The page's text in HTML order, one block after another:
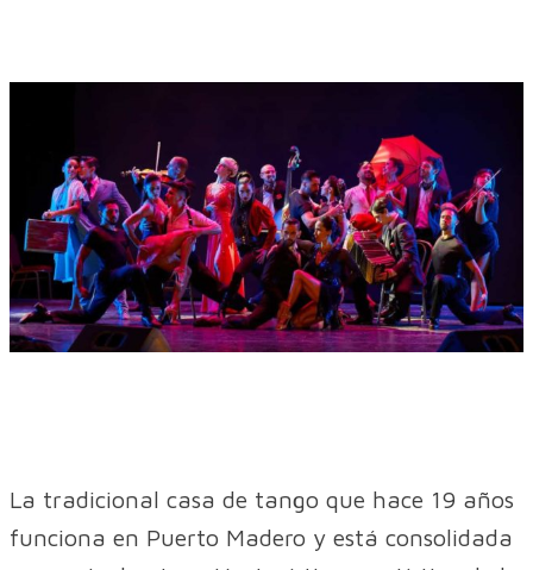
La tradicional casa de tango que hace 19 años
funciona en Puerto Madero y está consolidada